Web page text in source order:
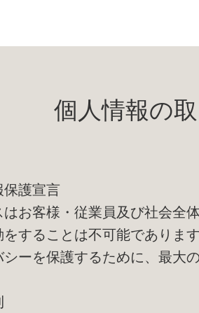
個人情報の
護宣言
はお客様・従業員及び社会全
をすることは不可能でありま
ーを保護するために、最大